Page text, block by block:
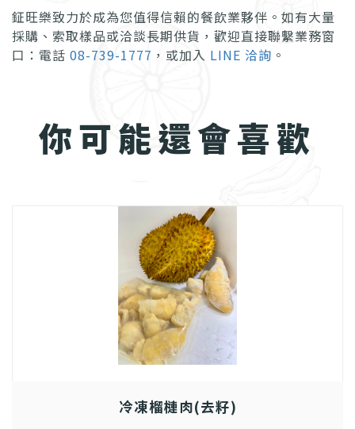
鉦旺樂致力於成為您值得信賴的餐飲業夥伴。如有大量
採購、索取樣品或洽談長期供貨，歡迎直接聯繫業務窗
口：電話 08-739-1777 ，或加入 LINE 洽詢 。
你可能還會喜歡
冷凍榴槤肉(去籽)